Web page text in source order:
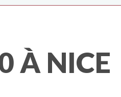
À NICE